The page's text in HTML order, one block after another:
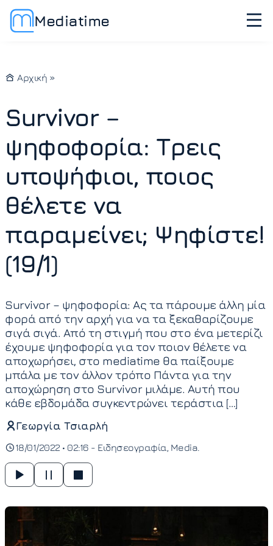
Mediatime
Αρχική »
Survivor –
ψηφοφορία: Τρεις
υποψήφιοι, ποιος
θέλετε να
παραμείνει; Ψηφίστε!
(19/1)
Survivor – ψηφοφορία: Ας τα πάρουμε άλλη μία
φορά από την αρχή για να τα ξεκαθαρίζουμε
σιγά σιγά. Από τη στιγμή που στο ένα μετερίζι
έχουμε ψηφοφορία για τον ποιον θέλετε να
αποχωρήσει, στο mediatime θα παίξουμε
μπάλα με τον άλλον τρόπο Πάντα για την
αποχώρηση στο Survivor μιλάμε. Αυτή που
κάθε εβδομάδα συγκεντρώνει τεράστια […]
Γεωργία Τσιαρλή
18/01/2022 • 02:16 - Ειδησεογραφία Media